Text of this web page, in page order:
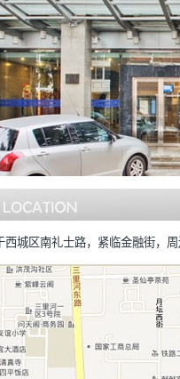
西城区南礼士路，紧临金融街，